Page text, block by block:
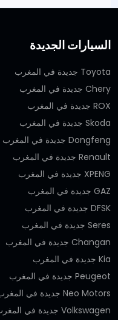
السيارات الجديدة
Toyota جديدة في المغرب
Chery جديدة في المغرب
ROX جديدة في المغرب
Skoda جديدة في المغرب
Dongfeng جديدة في المغرب
Renault جديدة في المغرب
XPENG جديدة في المغرب
GAZ جديدة في المغرب
DFSK جديدة في المغرب
Seres جديدة في المغرب
Changan جديدة في المغرب
Kia جديدة في المغرب
Peugeot جديدة في المغرب
Neo Motors جديدة في المغرب
Volkswagen جديدة في المغرب